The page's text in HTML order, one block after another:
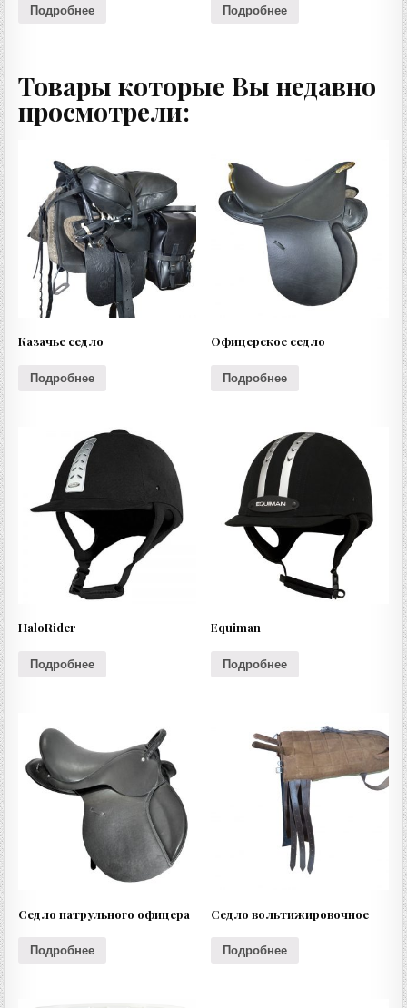
Подробнее Подробнее
Товары которые Вы недавно
просмотрели:
Казачье седло
Подробнее
Офицерское седло
Подробнее
HaloRider
Подробнее
Equiman
Подробнее
Седло патрульного офицера
Подробнее
Седло вольтижировочное
Подробнее